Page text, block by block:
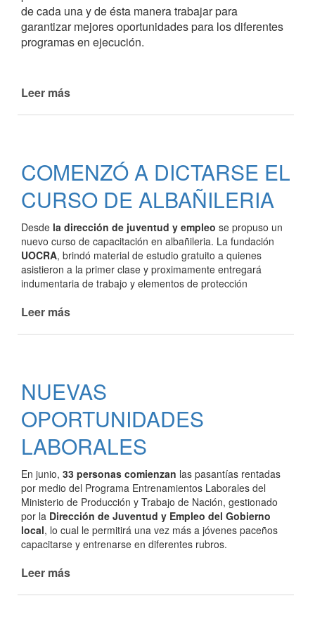
de cada una y de ésta manera trabajar para
garantizar mejores oportunidades para los diferentes
programas en ejecución.
Leer más
Y
EMPLEO
SE
CON
EL
NUEVO
JEFE
TERRITORIAL
COMENZÓ A DICTARSE EL
CURSO DE ALBAÑILERIA
Desde la dirección de juventud y empleo se propuso un
nuevo curso de capacitación en albañileria. La fundación
UOCRA, brindó material de estudio gratuito a quienes
asistieron a la primer clase y proximamente entregará
indumentaria de trabajo y elementos de protección
Leer más
CURSO
DE
ALBAÑILERIA
NUEVAS
OPORTUNIDADES
LABORALES
En junio, 33 personas comienzan las pasantías rentadas
por medio del Programa Entrenamientos Laborales del
Ministerio de Producción y Trabajo de Nación, gestionado
por la Dirección de Juventud y Empleo del Gobierno
local, lo cual le permitirá una vez más a jóvenes paceños
capacitarse y entrenarse en diferentes rubros.
Leer más